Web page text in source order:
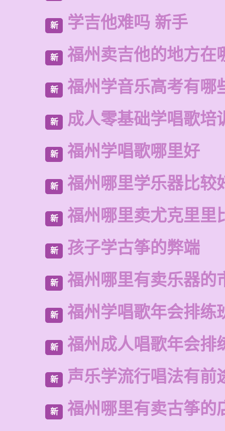
新 学吉他难吗 新手
新 福州卖吉他的地方在
新 福州学音乐高考有哪
新 成人零基础学唱歌培
新 福州学唱歌哪里好
新 福州哪里学乐器比较
新 福州哪里卖尤克里里
新 孩子学古筝的弊端
新 福州哪里有卖乐器的
新 福州学唱歌年会排练
新 福州成人唱歌年会排
新 声乐学流行唱法有前
新 福州哪里有卖古筝的